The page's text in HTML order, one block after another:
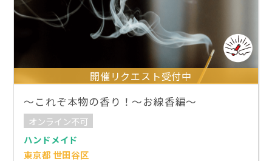
開催リクエスト受付中
～これぞ本物の香り！～お線香編～
オンライン不可
ハンドメイド
東京都 世田谷区